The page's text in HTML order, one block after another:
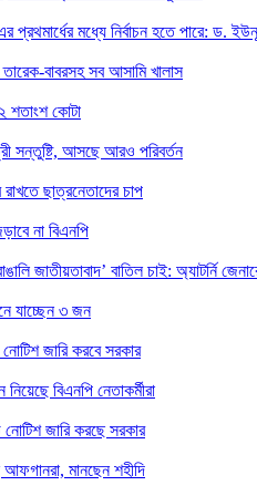
মধ্যে নির্বাচন হতে পারে: ড.
বাবরসহ সব আসামি খালাস
শতাংশ কোটা
সন্তুষ্টি, আসছে আরও পরিবর্তন
ছাত্রনেতাদের চাপ
না বিএনপি
জাতীয়তাবাদ’ বাতিল চাই: অ্যাটর্নি
যাচ্ছেন ৩ জন
নোটিশ জারি করবে সরকার
বিএনপি নেতাকর্মীরা
জারি করছে সরকার
মানছেন শহীদি